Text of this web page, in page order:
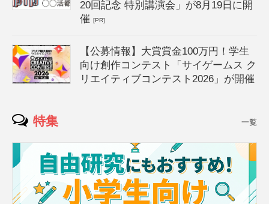
20回記念 特別講演会」が8月19日に開
催[PR]
【公募情報】大賞賞金100万円！学生
向け創作コンテスト「サイゲームス ク
リエイティブコンテスト2026」が開催
特集 一覧